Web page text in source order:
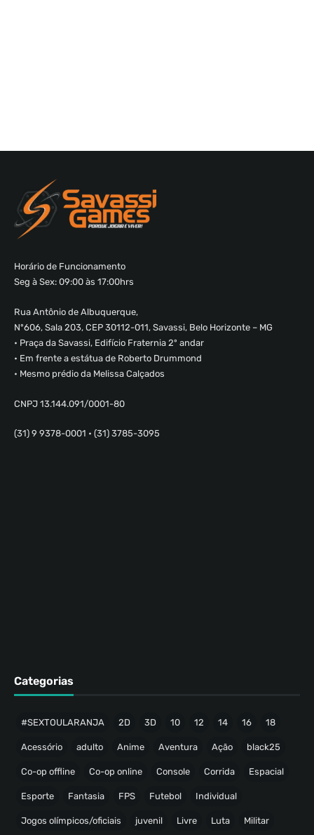
Horário de Funcionamento
Seg à Sex: 09:00 às 17:00hrs
Rua Antônio de Albuquerque,
Nº606, Sala 203, CEP 30112-011, Savassi, Belo Horizonte – MG
• Praça da Savassi, Edifício Fraternia 2º andar
• Em frente a estátua de Roberto Drummond
• Mesmo prédio da Melissa Calçados
CNPJ 13.144.091/0001-80
(31) 9 9378-0001 • (31) 3785-3095
Categorias
#SEXTOULARANJA 2D 3D 10 12 14 16 18
Acessório adulto Anime Aventura Ação black25
Co-op offline Co-op online Console Corrida Espacial
Esporte Fantasia FPS Futebol Individual
Jogos olímpicos/oficiais juvenil Livre Luta Militar